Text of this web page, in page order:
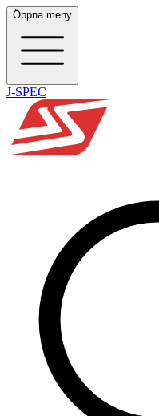
Öppna meny
J-SPEC